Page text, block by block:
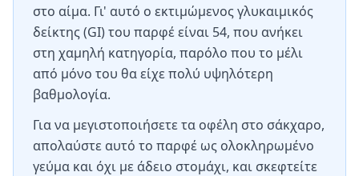
στο αίμα. Γι' αυτό ο εκτιμώμενος γλυκαιμικός
δείκτης (GI) του παρφέ είναι 54, που ανήκει
στη χαμηλή κατηγορία, παρόλο που το μέλι
από μόνο του θα είχε πολύ υψηλότερη
βαθμολογία.
Για να μεγιστοποιήσετε τα οφέλη στο σάκχαρο,
απολαύστε αυτό το παρφέ ως ολοκληρωμένο
γεύμα και όχι με άδειο στομάχι, και σκεφτείτε